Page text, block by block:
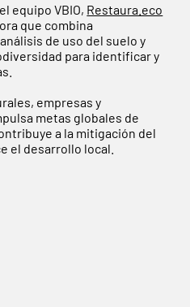
equipo VBIO, Restaura.eco
que combina
de uso del suelo y
para identificar y
empresas y
metas globales de
a la mitigación del
el desarrollo local.